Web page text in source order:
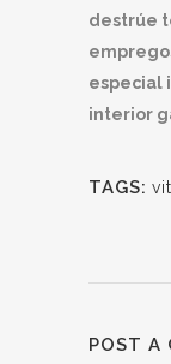
destrúe
especial
interior
TAGS:
POST A